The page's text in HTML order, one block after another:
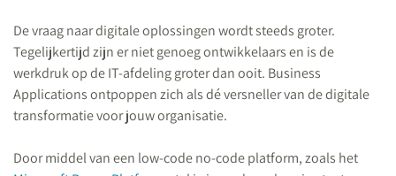
De vraag naar digitale oplossingen wordt steeds groter.
Tegelijkertijd zijn er niet genoeg ontwikkelaars en is de
werkdruk op de IT-afdeling groter dan ooit. Business
Applications ontpoppen zich als dé versneller van de digitale
transformatie voor jouw organisatie.
Door middel van een low-code no-code platform, zoals het